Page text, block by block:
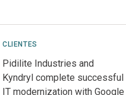
CLIENTES
Pidilite Industries and
Kyndryl complete successful
IT modernization with Google